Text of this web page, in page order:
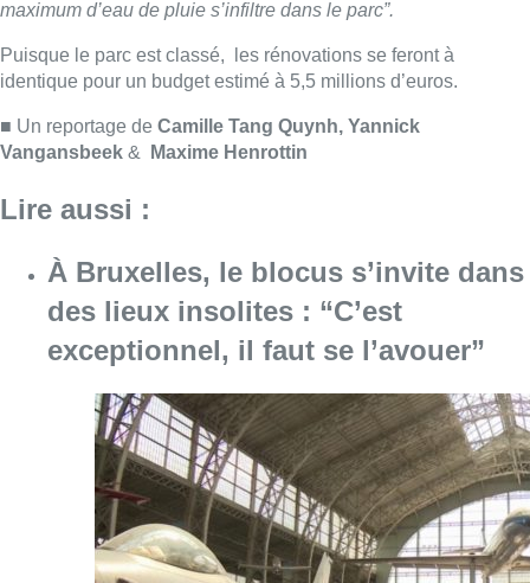
exceptionnel, il faut se l’avouer”
06 août 2026Consulter l'article "À Bruxelles, le blocus
Saint-Géry : un ancien bras de la
Senne et une ancienne brasserie